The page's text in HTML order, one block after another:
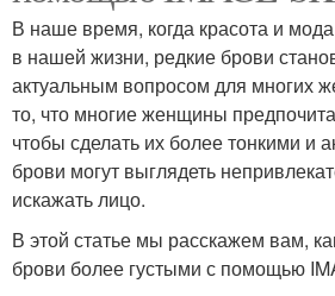
В наше время, когда красота и
в нашей жизни, редкие брови
актуальным вопросом для многих
то, что многие женщины
чтобы сделать их более тонкими и
брови могут выглядеть
искажать лицо.
В этой статье мы расскажем вам,
брови более густыми с помощью